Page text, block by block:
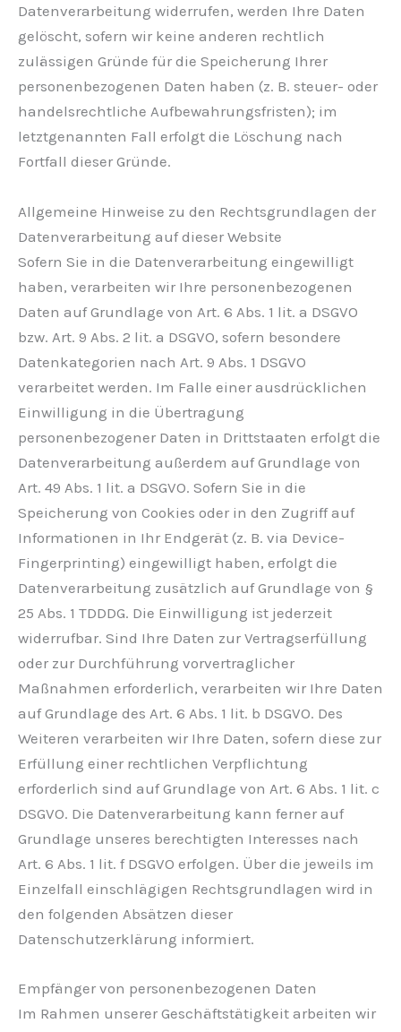
Datenverarbeitung widerrufen, werden Ihre Daten
gelöscht, sofern wir keine anderen rechtlich
zulässigen Gründe für die Speicherung Ihrer
personenbezogenen Daten haben (z. B. steuer- oder
handelsrechtliche Aufbewahrungsfristen); im
letztgenannten Fall erfolgt die Löschung nach
Fortfall dieser Gründe.
Allgemeine Hinweise zu den Rechtsgrundlagen der
Datenverarbeitung auf dieser Website
Sofern Sie in die Datenverarbeitung eingewilligt
haben, verarbeiten wir Ihre personenbezogenen
Daten auf Grundlage von Art. 6 Abs. 1 lit. a DSGVO
bzw. Art. 9 Abs. 2 lit. a DSGVO, sofern besondere
Datenkategorien nach Art. 9 Abs. 1 DSGVO
verarbeitet werden. Im Falle einer ausdrücklichen
Einwilligung in die Übertragung
personenbezogener Daten in Drittstaaten erfolgt die
Datenverarbeitung außerdem auf Grundlage von
Art. 49 Abs. 1 lit. a DSGVO. Sofern Sie in die
Speicherung von Cookies oder in den Zugriff auf
Informationen in Ihr Endgerät (z. B. via Device-
Fingerprinting) eingewilligt haben, erfolgt die
Datenverarbeitung zusätzlich auf Grundlage von §
25 Abs. 1 TDDDG. Die Einwilligung ist jederzeit
widerrufbar. Sind Ihre Daten zur Vertragserfüllung
oder zur Durchführung vorvertraglicher
Maßnahmen erforderlich, verarbeiten wir Ihre Daten
auf Grundlage des Art. 6 Abs. 1 lit. b DSGVO. Des
Weiteren verarbeiten wir Ihre Daten, sofern diese zur
Erfüllung einer rechtlichen Verpflichtung
erforderlich sind auf Grundlage von Art. 6 Abs. 1 lit. c
DSGVO. Die Datenverarbeitung kann ferner auf
Grundlage unseres berechtigten Interesses nach
Art. 6 Abs. 1 lit. f DSGVO erfolgen. Über die jeweils im
Einzelfall einschlägigen Rechtsgrundlagen wird in
den folgenden Absätzen dieser
Datenschutzerklärung informiert.
Empfänger von personenbezogenen Daten
Im Rahmen unserer Geschäftstätigkeit arbeiten wir